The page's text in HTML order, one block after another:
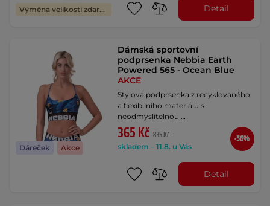
Výměna velikosti zdarma
Detail
Dáreček Akce
Dámská sportovní
podprsenka Nebbia Earth
Powered 565 - Ocean Blue
AKCE
Stylová podprsenka z recyklovaného
a flexibilního materiálu s
neodmyslitelnou …
365 Kč 835 Kč
skladem – 11.8. u Vás
-56%
Detail